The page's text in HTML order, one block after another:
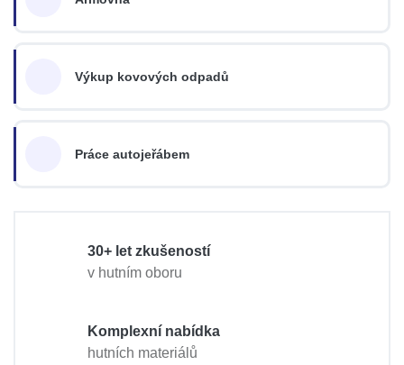
Výkup kovových odpadů
Práce autojeřábem
30+ let zkušeností
v hutním oboru
Komplexní nabídka
hutních materiálů